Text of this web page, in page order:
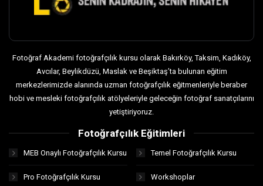
Fotoğraf Akademi fotoğrafçılık kursu olarak Bakırköy, Taksim, Kadıköy,
Avcılar, Beylikdüzü, Maslak ve Beşiktaş’ta bulunan eğitim
merkezlerimizde alanında uzman fotoğrafçılık eğitmenleriyle beraber
hobi ve mesleki fotoğrafçılık atölyeleriyle geleceğin fotoğraf sanatçılarını
yetiştiriyoruz.
Fotoğrafçılık Eğitimleri
MEB Onaylı Fotoğrafçılık Kursu Temel Fotoğrafçılık Kursu
Pro Fotoğrafçılık Kursu Workshoplar